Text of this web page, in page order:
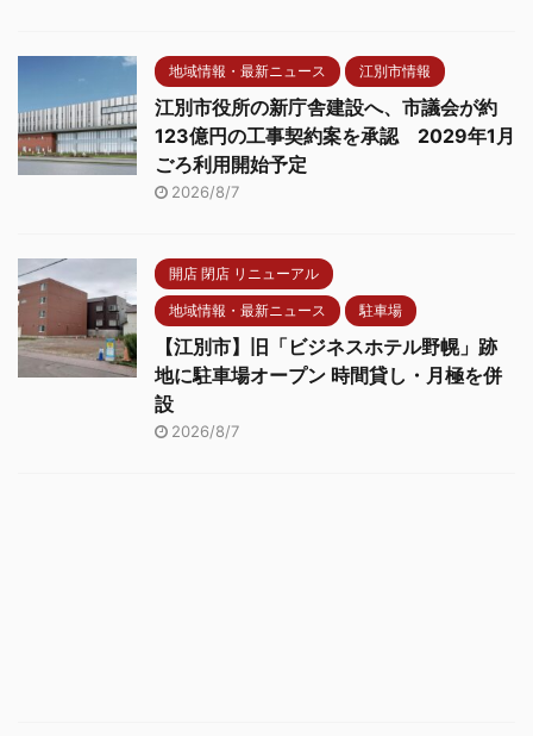
地域情報・最新ニュース 江別市情報
江別市役所の新庁舎建設へ、市議会が約
123億円の工事契約案を承認 2029年1月
ごろ利用開始予定
2026/8/7
開店 閉店 リニューアル
地域情報・最新ニュース 駐車場
【江別市】旧「ビジネスホテル野幌」跡
地に駐車場オープン 時間貸し・月極を併
設
2026/8/7